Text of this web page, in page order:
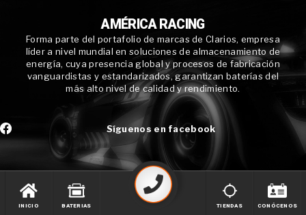
AMÉRICA RACING
Forma parte del portafolio de marcas de Clarios, empresa
líder a nivel mundial en soluciones de almacenamiento de
energía, cuya presencia global y procesos de fabricación
vanguardistas y estandarizados, garantizan baterías del
más alto nivel de calidad y rendimiento.
Síguenos en facebook
INICIO BATERIAS TIENDAS CONÓCENOS